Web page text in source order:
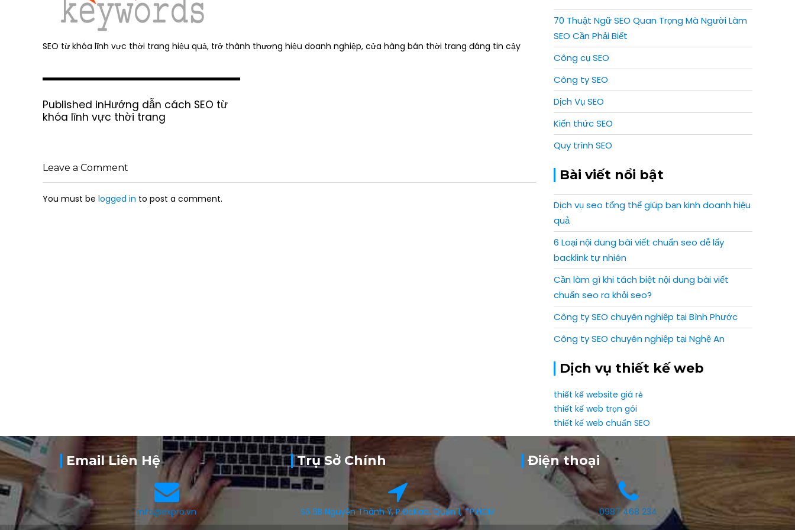
SEO từ khóa lĩnh vực thời trang hiệu quả, trở thành thương hiệu doanh nghiệp, cửa hàng bán thời trang đáng tin cậy
o
s
a
v
i
g
Published inHướng dẫn cách SEO từ
khóa lĩnh vực thời trang
Leave a Comment
You must be logged in to post a comment.
70 Thuật Ngữ SEO Quan Trọng Mà Người Làm
SEO Cần Phải Biết
Công cụ SEO
Công ty SEO
Dịch Vụ SEO
Kiến thức SEO
Quy trình SEO
Bài viết nổi bật
Dịch vụ seo tổng thể giúp bạn kinh doanh hiệu
quả
6 Loại nội dung bài viết chuẩn seo dễ lấy
backlink tự nhiên
Cần làm gì khi tách biệt nội dung bài viết
chuẩn seo ra khỏi seo?
Công ty SEO chuyên nghiệp tại Bình Phước
Công ty SEO chuyên nghiệp tại Nghệ An
Dịch vụ thiết kế web
thiết kế website giá rẻ
thiết kế web trọn gói
thiết kế web chuẩn SEO
Email Liên Hệ
info@expro.vn
Trụ Sở Chính
Số 6B Nguyễn Thành Ý, P.ĐaKao, Quận 1, TP.HCM
Điện thoại
0987 468 234